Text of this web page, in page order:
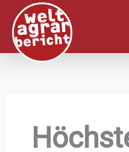
Inhalt
springen